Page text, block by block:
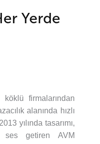
Yerde
firmalarından
alanında hızlı
yılında tasarımı,
ses getiren AVM